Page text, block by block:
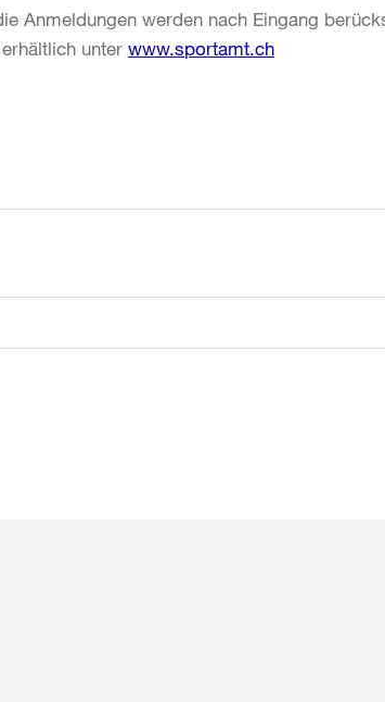
Anmeldungen werden nach Eingang
unterwww.sportamt.ch